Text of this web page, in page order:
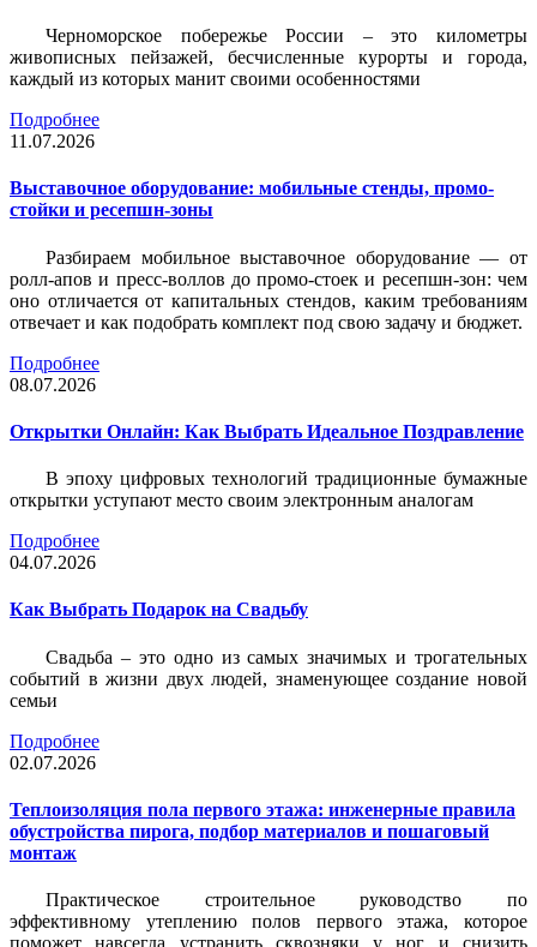
Черноморское побережье России – это километры
живописных пейзажей, бесчисленные курорты и города,
каждый из которых манит своими особенностями
Подробнее
11.07.2026
Выставочное оборудование: мобильные стенды, промо-
стойки и ресепшн-зоны
Разбираем мобильное выставочное оборудование — от
ролл-апов и пресс-воллов до промо-стоек и ресепшн-зон: чем
оно отличается от капитальных стендов, каким требованиям
отвечает и как подобрать комплект под свою задачу и бюджет.
Подробнее
08.07.2026
Открытки Онлайн: Как Выбрать Идеальное Поздравление
В эпоху цифровых технологий традиционные бумажные
открытки уступают место своим электронным аналогам
Подробнее
04.07.2026
Как Выбрать Подарок на Свадьбу
Свадьба – это одно из самых значимых и трогательных
событий в жизни двух людей, знаменующее создание новой
семьи
Подробнее
02.07.2026
Теплоизоляция пола первого этажа: инженерные правила
обустройства пирога, подбор материалов и пошаговый
монтаж
Практическое строительное руководство по
эффективному утеплению полов первого этажа, которое